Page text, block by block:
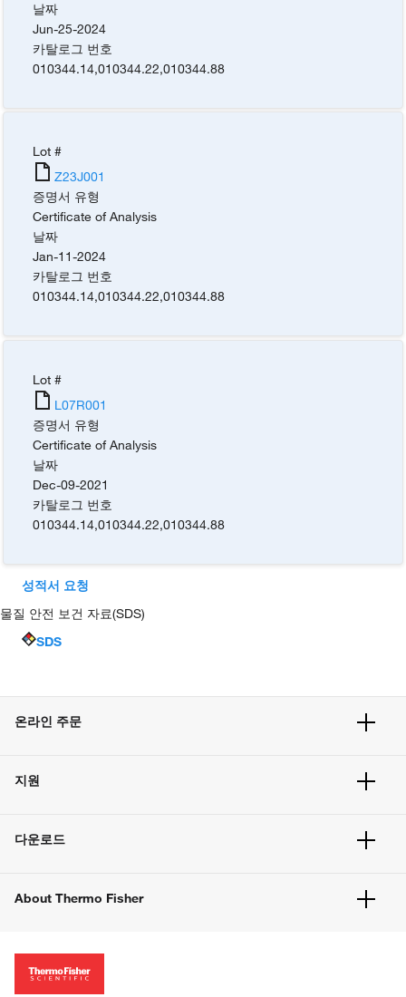
날짜
Jun-25-2024
카탈로그 번호
010344.14,010344.22,010344.88
Lot #
Z23J001
증명서 유형
Certificate of Analysis
날짜
Jan-11-2024
카탈로그 번호
010344.14,010344.22,010344.88
Lot #
L07R001
증명서 유형
Certificate of Analysis
날짜
Dec-09-2021
카탈로그 번호
010344.14,010344.22,010344.88
성적서 요청
물질 안전 보건 자료(SDS)
SDS
온라인 주문
주문 방법
벌크 주문
지원
고객 센터
웹사이트 개선사항
다운로드
About Thermo Fisher
투자자